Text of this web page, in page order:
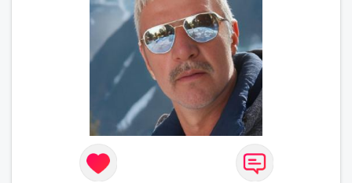
échanges sincères, les valeurs de respect et de
simplicité, nous pourrions faire connaissance autour
d'un café suivi d'une balade, sans précipitation et
laisser le temps faire le reste. Au plaisir de vous lire.